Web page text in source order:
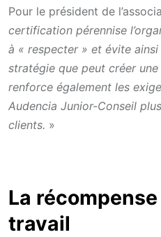
Pour le président de
certification pérennise
à « respecter » et évite
stratégie que peut créer
renforce également les
Audencia Junior-Conseil
clients. »
La récompense
travail